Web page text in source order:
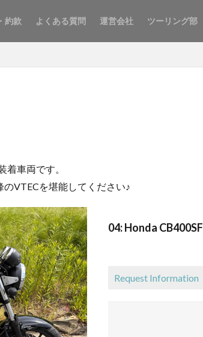
約款 よくある質問 運営会社 ツーリング部
着車両です。
VTECを堪能してください♪
04: Honda CB400SF
Request Information